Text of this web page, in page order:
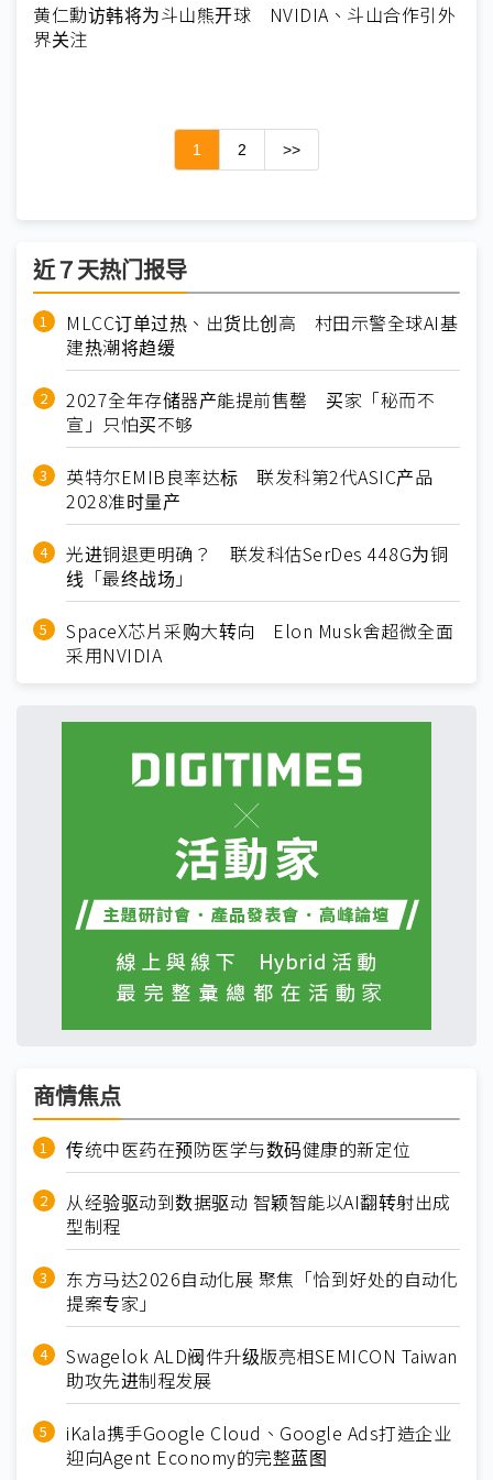
黄仁勳访韩将为斗山熊开球 NVIDIA、斗山合作引外
界关注
1 2 >>
近７天热门报导
MLCC订单过热、出货比创高 村田示警全球AI基
建热潮将趋缓
2027全年存储器产能提前售罄 买家「秘而不
宣」只怕买不够
英特尔EMIB良率达标 联发科第2代ASIC产品
2028准时量产
光进铜退更明确？ 联发科估SerDes 448G为铜
线「最终战场」
SpaceX芯片采购大转向 Elon Musk舍超微全面
采用NVIDIA
商情焦点
传统中医药在预防医学与数码健康的新定位
从经验驱动到数据驱动 智颖智能以AI翻转射出成
型制程
东方马达2026自动化展 聚焦「恰到好处的自动化
提案专家」
Swagelok ALD阀件升级版亮相SEMICON Taiwan
助攻先进制程发展
iKala携手Google Cloud、Google Ads打造企业
迎向Agent Economy的完整蓝图